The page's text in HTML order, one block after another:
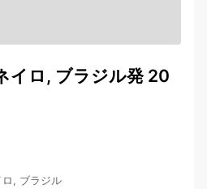
イロ, ブラジル発 20
ロ, ブラジル